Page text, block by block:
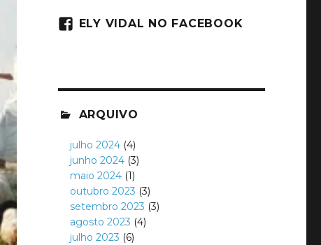
ELY VIDAL NO FACEBOOK
ARQUIVO
julho 2024 (4)
junho 2024 (3)
maio 2024 (1)
outubro 2023 (3)
setembro 2023 (3)
agosto 2023 (4)
julho 2023 (6)